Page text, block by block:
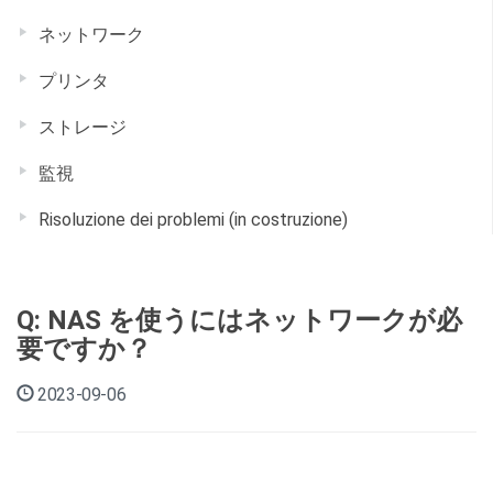
ネットワーク
プリンタ
ストレージ
監視
Risoluzione dei problemi (in costruzione)
Q: NAS を使うにはネットワークが必
要ですか？
2023-09-06